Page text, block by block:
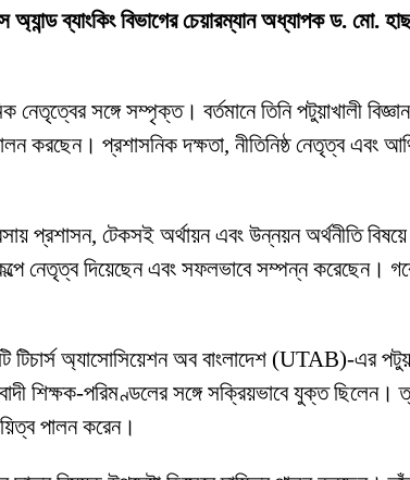
ব্যাংকিং বিভাগের চেয়ারম্যান অধ্যাপক ড. মো.
সঙ্গে সম্পৃক্ত। বর্তমানে তিনি পটুয়াখালী
করছেন। প্রশাসনিক দক্ষতা, নীতিনিষ্ঠ নেতৃত্ব এবং
প্রশাসন, টেকসই অর্থায়ন এবং উন্নয়ন অর্থনীতি
নেতৃত্ব দিয়েছেন এবং সফলভাবে সম্পন্ন করেছেন।
টিচার্স অ্যাসোসিয়েশন অব বাংলাদেশ (UTAB)-এর
শিক্ষক-পরিমণ্ডলের সঙ্গে সক্রিয়ভাবে যুক্ত ছিলেন।
পালন করেন।